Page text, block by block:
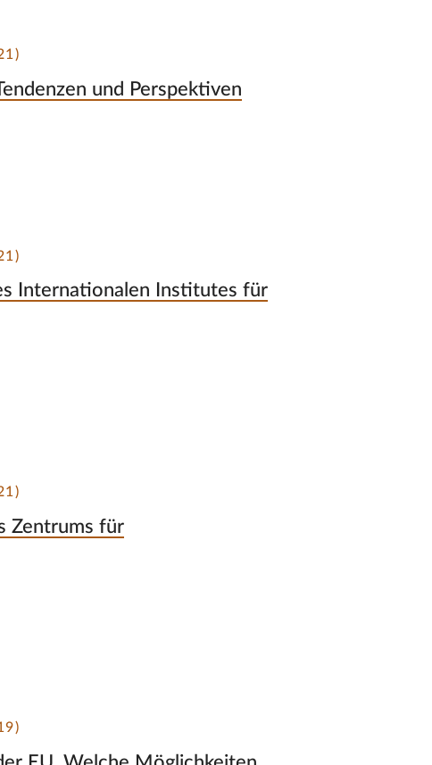
und Perspektiven
Internationalen Institutes für
Zentrums für